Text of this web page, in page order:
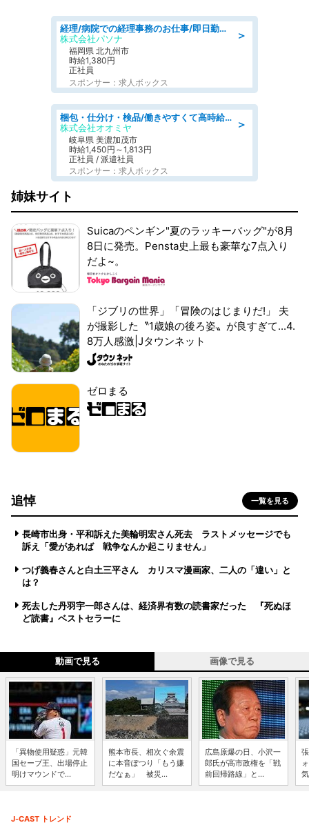
＞
経理/病院での経理事務のお仕事/即日勤務可/車通勤可/経理/一般事務
株式会社パソナ
福岡県 北九州市
時給1,380円
正社員
スポンサー：求人ボックス
＞
梱包・仕分け・検品/働きやすくて高時給の仕分け作業長期休暇充実/残業なし
株式会社オオミヤ
岐阜県 美濃加茂市
時給1,450円～1,813円
正社員 / 派遣社員
スポンサー：求人ボックス
姉妹サイト
Suicaのペンギン"夏のラッキーバッグ"が8月
8日に発売。Pensta史上最も豪華な7点入り
だよ~。
「ジブリの世界」「冒険のはじまりだ!」 夫
が撮影した〝1歳娘の後ろ姿〟が良すぎて...4.
8万人感激|Jタウンネット
ゼロまる
追悼 一覧を見る
長崎市出身・平和訴えた美輪明宏さん死去 ラストメッセージでも
訴え「愛があれば 戦争なんか起こりません」
つげ義春さんと白土三平さん カリスマ漫画家、二人の「違い」と
は？
死去した丹羽宇一郎さんは、経済界有数の読書家だった 『死ぬほ
ど読書』ベストセラーに
動画で見る 画像で見る
「異物使用疑惑」元韓
国セーブ王、出場停止
明けマウンドで...
熊本市長、相次ぐ余震
に本音ぽつり「もう嫌
だなぁ」 被災...
広島原爆の日、小沢一
郎氏が高市政権を「戦
前回帰路線」と...
J-CAST トレンド